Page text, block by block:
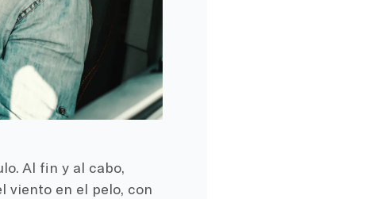
Al fin y al cabo,
viento en el pelo, con